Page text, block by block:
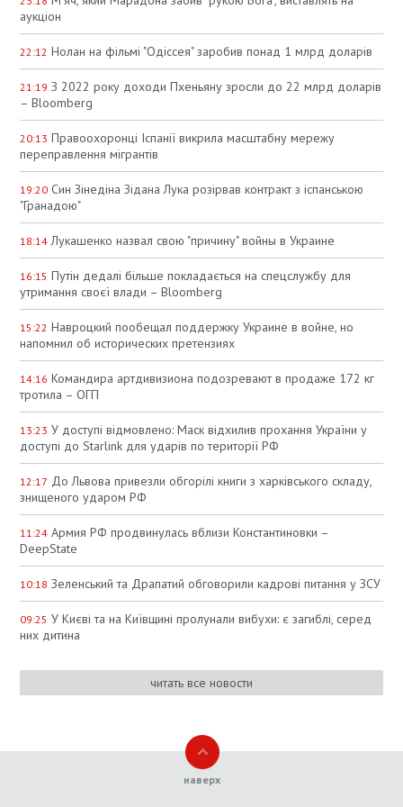
аукціон
22:12 Нолан на фільмі "Одіссея" заробив понад 1 млрд доларів
21:19 З 2022 року доходи Пхеньяну зросли до 22 млрд доларів
– Bloomberg
20:13 Правоохоронці Іспанії викрила масштабну мережу
переправлення мігрантів
19:20 Син Зінедіна Зідана Лука розірвав контракт з іспанською
"Гранадою"
18:14 Лукашенко назвал свою "причину" войны в Украине
16:15 Путін дедалі більше покладається на спецслужбу для
утримання своєї влади – Bloomberg
15:22 Навроцкий пообещал поддержку Украине в войне, но
напомнил об исторических претензиях
14:16 Командира артдивизиона подозревают в продаже 172 кг
тротила – ОГП
13:23 У доступі відмовлено: Маск відхилив прохання України у
доступі до Starlink для ударів по території РФ
12:17 До Львова привезли обгорілі книги з харківського складу,
знищеного ударом РФ
11:24 Армия РФ продвинулась вблизи Константиновки –
DeepState
10:18 Зеленський та Драпатий обговорили кадрові питання у ЗСУ
09:25 У Києві та на Київщині пролунали вибухи: є загиблі, серед
них дитина
читать все новости
наверх